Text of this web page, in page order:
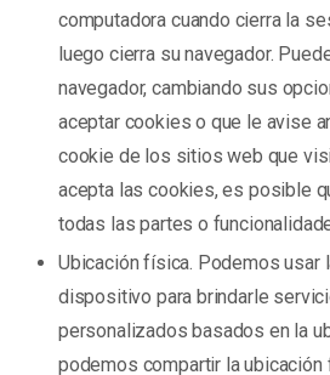
computadora cuando cierra la
luego cierra su navegador.
navegador, cambiando sus
aceptar cookies o que le avise
cookie de los sitios web que
acepta las cookies, es posible
todas las partes o
Ubicación física. Podemos usar
dispositivo para brindarle
personalizados basados en la
podemos compartir la